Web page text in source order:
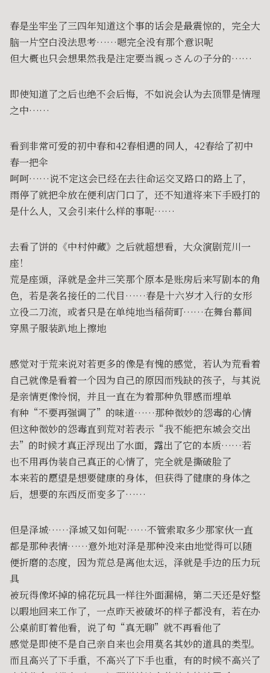
春是坐牢坐了三四年知道这个事的话会是最震惊的，完全大
脑一片空白没法思考……嗯完全没有那个意识呢
但大概也只会想果然我是注定要当親っさんの子分的……
即使知道了之后也绝不会后悔，不如说会认为去顶罪是情理
之中……
看到非常可爱的初中春和42春相遇的同人，42春给了初中
春一把伞
呵呵……说不定这会已经在去往命运交叉路口的路上了，
雨停了就把伞放在便利店门口了，还不知道将来下手殴打的
是什么人，又会引来什么样的事呢……
去看了饼的《中村仲藏》之后就超想看，大众演剧荒川一
座！
荒是座頭，泽就是金井三笑那个原本是账房后来写剧本的角
色，若是袭名接任的二代目……春是十六岁才入行的女形
立役二刀流，或者只是在单纯地当稲荷町……在舞台幕间
穿黑子服装趴地上擦地
感觉对于荒来说对若更多的像是有愧的感觉，若认为荒看着
自己就像是看着一个因为自己的原因而残缺的孩子，与其说
是亲情更像怜悯，并且一直在为着那种负罪感而埋单
有种“不要再强调了”的味道……那种微妙的怨毒的心情
但这种微妙的怨毒直到荒对若表示“我不能把东城会交出
去”的时候才真正浮现出了水面，露出了它的本质……若
也不用再伪装自己真正的心情了，完全就是撕破脸了
本来若的愿望是想要健康的身体，但获得了健康的身体之
后，想要的东西反而变多了……
但是泽城……泽城又如何呢……不管索取多少那家伙一直
都是那种表情……意外地对泽是那种没来由地觉得可以随
便折磨的态度，因为荒总是离他太远，泽就是手边的压力玩
具
被玩得像坏掉的棉花玩具一样往外面漏棉，第二天还是好整
以暇地回来工作了，一点昨天被破坏的样子都没有，若在办
公桌前盯着他看，说了句“真无聊”就不再看他了
感觉是即使不是自己亲自来也会用莫名其妙的道具的类型。
而且高兴了下手重，不高兴了下手也重，有的时候不高兴了